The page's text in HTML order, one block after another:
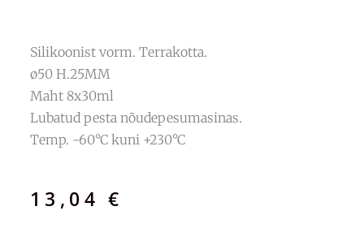
Silikoonist vorm. Terrakotta.
ø50 H.25MM
Maht 8x30ml
Lubatud pesta nõudepesumasinas.
Temp. -60°C kuni +230°C
13,04€